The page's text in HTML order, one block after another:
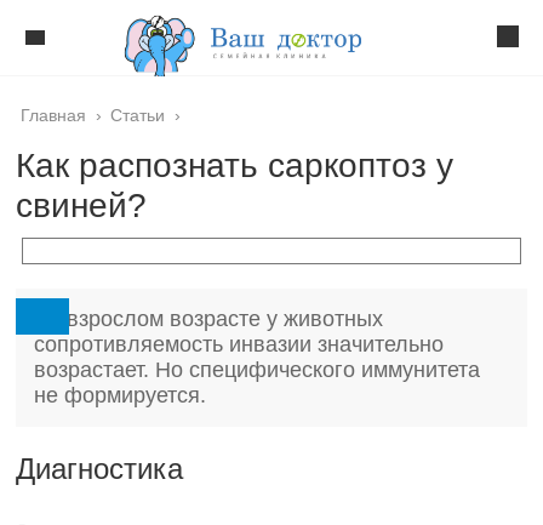
Главная › Статьи ›
Как распознать саркоптоз у
свиней?
Во взрослом возрасте у животных
сопротивляемость инвазии значительно
возрастает. Но специфического иммунитета
не формируется.
Диагностика